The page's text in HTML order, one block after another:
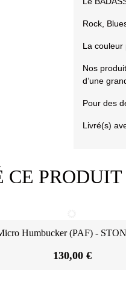
Rock,
La couleur
Nos
d’une
Pour des
Livré(s)
Afficher Plus
Humbucker (PAF) -
130,00 €